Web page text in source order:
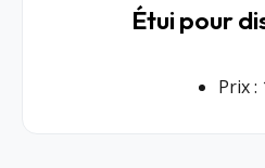
Étui pour
Prix :